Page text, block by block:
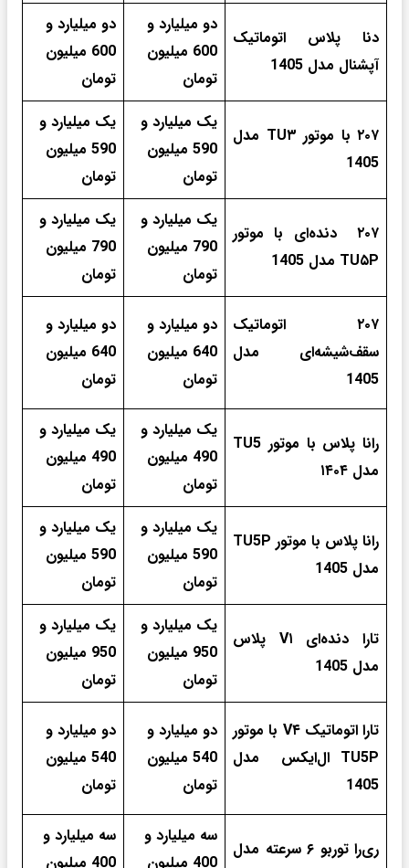
دنا پلاس اتوماتیک
آپشنال مدل 1405
دو میلیارد و
600 میلیون
تومان
دو میلیارد و
600 میلیون
تومان
۲۰۷ با موتور TU۳ مدل
1405
یک میلیارد و
590 میلیون
تومان
یک میلیارد و
590 میلیون
تومان
۲۰۷ دنده‌ای با موتور
TU۵P مدل 1405
یک میلیارد و
790 میلیون
تومان
یک میلیارد و
790 میلیون
تومان
۲۰۷ اتوماتیک
سقف‌شیشه‌ای مدل
1405
دو میلیارد و
640 میلیون
تومان
دو میلیارد و
640 میلیون
تومان
رانا پلاس با موتور TU5
مدل ۱۴۰۴
یک میلیارد و
490 میلیون
تومان
یک میلیارد و
490 میلیون
تومان
رانا پلاس با موتور TU5P
مدل 1405
یک میلیارد و
590 میلیون
تومان
یک میلیارد و
590 میلیون
تومان
تارا دنده‌ای V۱ پلاس
مدل 1405
یک میلیارد و
950 میلیون
تومان
یک میلیارد و
950 میلیون
تومان
تارا اتوماتیک V۴ با موتور
TU5P ال‌ایکس مدل
1405
دو میلیارد و
540 میلیون
تومان
دو میلیارد و
540 میلیون
تومان
ری‌را توربو ۶ سرعته مدل
سه میلیارد و
400 میلیون
سه میلیارد و
400 میلیون